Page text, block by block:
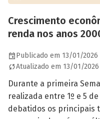
Crescimento
renda nos anos
Publicado em 13/01/2026
Atualizado em 13/01/2026
Durante a primeira
realizada entre 1º e 5
debatidos os principais